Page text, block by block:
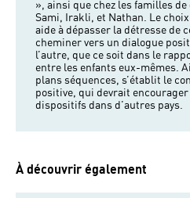
», ainsi que chez les familles
Sami, Irakli, et Nathan. Le
aide à dépasser la détresse de
cheminer vers un dialogue
l’autre, que ce soit dans le
entre les enfants eux-mêmes.
plans séquences, s’établit le
positive, qui devrait
dispositifs dans d’autres pays.
À découvrir également